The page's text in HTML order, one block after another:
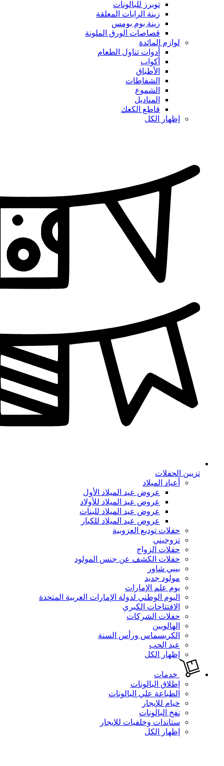
توبرز للبالونات
زينة الرايات المعلقة
زينة بوم بومس
قصاصات الورق الملونة
لوازم المائدة
أدوات تناول الطعام
أكواب
الأطباق
الشفاطات
الشموع
المناديل
قاطع الكعك
إظهار الكل
تزيين الحفلات
أعياد الميلاد
عروض عيد الميلاد الأول
عروض عيد الميلاد للأولاد
عروض عيد الميلاد للبنات
عروض عيد الميلاد للكبار
حفلات توديع العزوبية
تزوجيني
حفلات الزواج
حفلات الكشف عن جنس المولود
بيبي شاور
مولود جديد
يوم علم الإمارات
اليوم الوطني لدولة الإمارات العربية المتحدة
الافتتاحات الكبري
حفلات الشركات
الهالويين
الكريسماس ورأس السنة
عيد الحب
إظهار الكل
خدمات
إطلاق البالونات
الطباعة علي البالونات
خيام للإيجار
نفخ البالونات
ستاندات وخلفيات للإيجار
إظهار الكل